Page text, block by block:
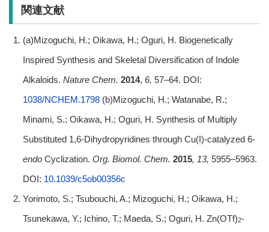
関連文献
(a)Mizoguchi, H.; Oikawa, H.; Oguri, H. Biogenetically
Inspired Synthesis and Skeletal Diversification of Indole
Alkaloids. Nature Chem. 2014, 6, 57–64. DOI:
1038/NCHEM.1798(b)Mizoguchi, H.; Watanabe, R.;
Minami, S.; Oikawa, H.; Oguri, H. Synthesis of Multiply
Substituted 1,6-Dihydropyridines through Cu(I)-catalyzed 6-
endoCyclization. Org. Biomol. Chem. 2015, 13, 5955–5963.
DOI: 10.1039/c5ob00356c
Yorimoto, S.; Tsubouchi, A.; Mizoguchi, H.; Oikawa, H.;
Tsunekawa, Y.; Ichino, T.; Maeda, S.; Oguri, H. Zn(OTf)2-